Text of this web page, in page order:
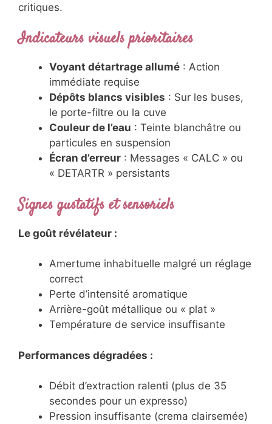
critiques.
Indicateurs visuels prioritaires
Voyant détartrage allumé : Action
immédiate requise
Dépôts blancs visibles : Sur les buses,
le porte-filtre ou la cuve
Couleur de l’eau : Teinte blanchâtre ou
particules en suspension
Écran d’erreur : Messages « CALC » ou
« DETARTR » persistants
Signes gustatifs et sensoriels
Le goût révélateur :
Amertume inhabituelle malgré un réglage
correct
Perte d’intensité aromatique
Arrière-goût métallique ou « plat »
Température de service insuffisante
Performances dégradées :
Débit d’extraction ralenti (plus de 35
secondes pour un expresso)
Pression insuffisante (crema clairsemée)